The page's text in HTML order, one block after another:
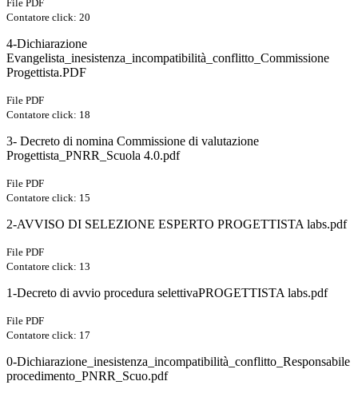
File PDF
Contatore click: 20
4-Dichiarazione
Evangelista_inesistenza_incompatibilità_conflitto_Commissione
Progettista.PDF
File PDF
Contatore click: 18
3- Decreto di nomina Commissione di valutazione
Progettista_PNRR_Scuola 4.0.pdf
File PDF
Contatore click: 15
2-AVVISO DI SELEZIONE ESPERTO PROGETTISTA labs.pdf
File PDF
Contatore click: 13
1-Decreto di avvio procedura selettivaPROGETTISTA labs.pdf
File PDF
Contatore click: 17
0-Dichiarazione_inesistenza_incompatibilità_conflitto_Responsabile
procedimento_PNRR_Scuo.pdf